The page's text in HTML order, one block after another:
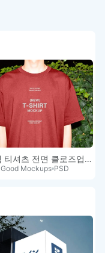
크루넥 티셔츠 전면 클로즈업 목업
Good Mockups PSD